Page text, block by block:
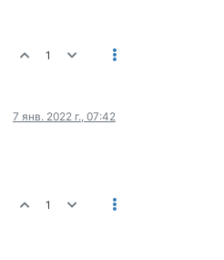
1
7 янв. 2022 г., 07:42
1